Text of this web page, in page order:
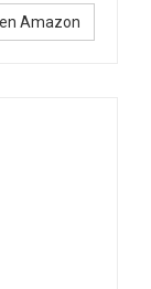
Amazon